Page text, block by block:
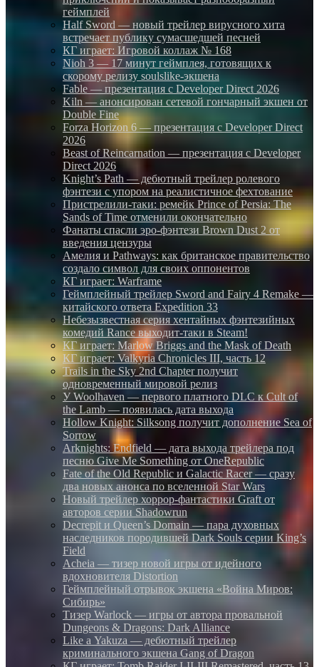
геймплей
Half Sword — новый трейлер вирусного хита
встречает публику сумасшедшей песней
КГ играет: Игровой коллаж № 168
Nioh 3 — 17 минут геймплея, готовящих к
скорому релизу soulslike-экшена
Fable — презентация с Developer Direct 2026
Kiln — анонсирован сетевой гончарный экшен от
Double Fine
Forza Horizon 6 — презентация с Developer Direct
2026
Beast of Reincarnation — презентация с Developer
Direct 2026
Knight’s Path — дебютный трейлер ролевого
фэнтези с упором на реалистичное фехтование
Пристрелили-таки: ремейк Prince of Persia: The
Sands of Time отменили окончательно
Фанаты спасли эро-фэнтези Brown Dust 2 от
введения цензуры
Амелия и Pathways: как британское правительство
создало символ для своих оппонентов
КГ играет: Warframe
Геймплейный трейлер Sword and Fairy 4 Remake —
китайского ответа Expedition 33
Небезызвестная серия хентайных фэнтезийных
комедий Rance выходит-таки в Steam!
КГ играет: Marlow Briggs and the Mask of Death
КГ играет: Valkyria Chronicles III, часть 12
Trails in the Sky 2nd Chapter получит
одновременный мировой релиз
У Woolhaven — первого платного DLC к Cult of
the Lamb — появилась дата выхода
Hollow Knight: Silksong получит дополнение Sea of
Sorrow
Arknights: Endfield — дата выхода трейлера под
песню Give Me Something от OneRepublic
Fate of the Old Republic и Galactic Racer — сразу
два новых анонса по вселенной Star Wars
Новый трейлер хоррор-фантастики Graft от
авторов серии Shadowrun
Decrepit и Queen’s Domain — пара духовных
наследников породившей Dark Souls серии King’s
Field
Acheia — тизер новой игры от идейного
вдохновителя Distortion
Геймплейный отрывок экшена «Война Миров:
Сибирь»
Тизер Warlock — игры от автора провальной
Dungeons & Dragons: Dark Alliance
Like a Yakuza — дебютный трейлер
криминального экшена Gang of Dragon